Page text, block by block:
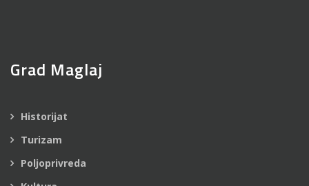
Grad Maglaj
Historijat
Turizam
Poljoprivreda